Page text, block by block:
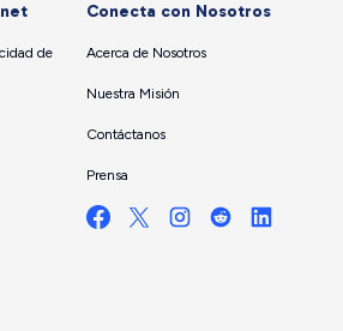
de
Conecta con Nosotros
Acerca de Nosotros
Nuestra Misión
Contáctanos
Prensa